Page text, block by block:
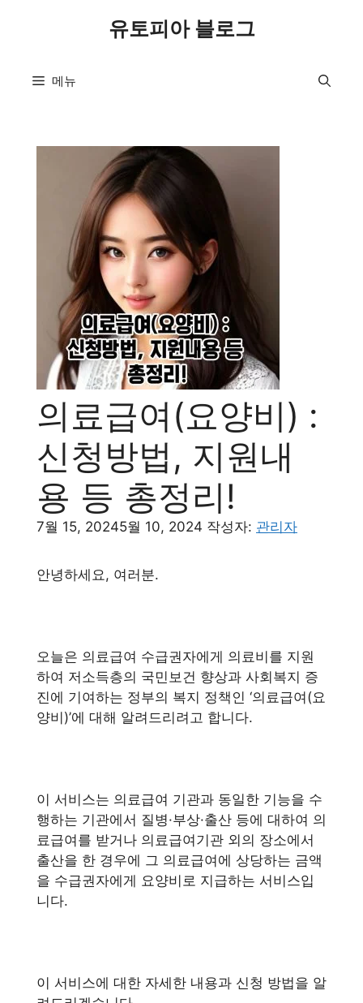
유토피아 블로그
메뉴
의료급여(요양비) :
신청방법, 지원내
용 등 총정리!
7월 15, 20245월 10, 2024 작성자: 관리자
안녕하세요, 여러분.
오늘은 의료급여 수급권자에게 의료비를 지원
하여 저소득층의 국민보건 향상과 사회복지 증
진에 기여하는 정부의 복지 정책인 ‘의료급여(요
양비)’에 대해 알려드리려고 합니다.
이 서비스는 의료급여 기관과 동일한 기능을 수
행하는 기관에서 질병·부상·출산 등에 대하여 의
료급여를 받거나 의료급여기관 외의 장소에서
출산을 한 경우에 그 의료급여에 상당하는 금액
을 수급권자에게 요양비로 지급하는 서비스입
니다.
이 서비스에 대한 자세한 내용과 신청 방법을 알